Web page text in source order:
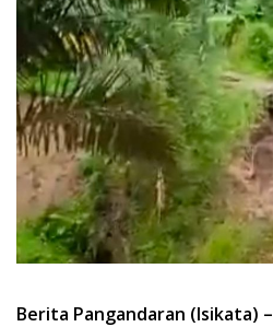
Berita Pangandaran (Isikata) –